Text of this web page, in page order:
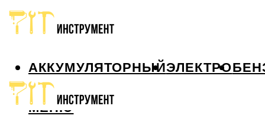
АККУМУЛЯТОРНЫЙЭЛЕКТРО
МЕНЮ